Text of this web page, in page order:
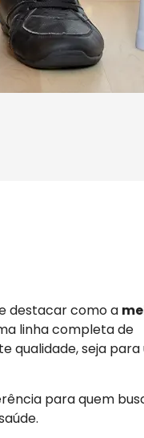
destacar como a
linha completa de
qualidade, seja
para quem